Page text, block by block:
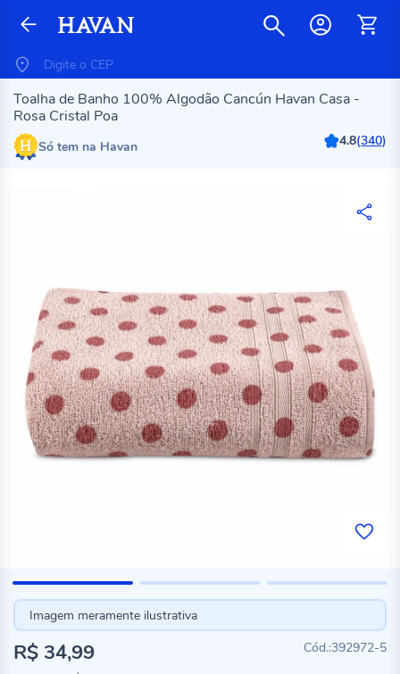
Toalha de Banho 100% Algodão Cancún Havan Casa -
Rosa Cristal Poa
Só tem na Havan 4.8(340)
Imagem meramente ilustrativa
392972-5
R$ 34,99